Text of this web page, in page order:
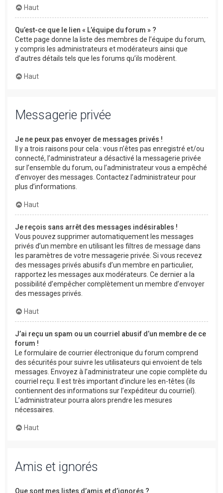
Haut
Qu’est-ce que le lien « L’équipe du forum » ?
Cette page donne la liste des membres de l’équipe du forum,
y compris les administrateurs et modérateurs ainsi que
d’autres détails tels que les forums qu’ils modèrent.
Haut
Messagerie privée
Je ne peux pas envoyer de messages privés !
Il y a trois raisons pour cela : vous n’êtes pas enregistré et/ou
connecté, l’administrateur a désactivé la messagerie privée
sur l’ensemble du forum, ou l’administrateur vous a empêché
d’envoyer des messages. Contactez l’administrateur pour
plus d’informations.
Haut
Je reçois sans arrêt des messages indésirables !
Vous pouvez supprimer automatiquement les messages
privés d’un membre en utilisant les filtres de message dans
les paramètres de votre messagerie privée. Si vous recevez
des messages privés abusifs d’un membre en particulier,
rapportez les messages aux modérateurs. Ce dernier a la
possibilité d’empêcher complètement un membre d’envoyer
des messages privés.
Haut
J’ai reçu un spam ou un courriel abusif d’un membre de ce
forum !
Le formulaire de courrier électronique du forum comprend
des sécurités pour suivre les utilisateurs qui envoient de tels
messages. Envoyez à l’administrateur une copie complète du
courriel reçu. Il est très important d’inclure les en-têtes (ils
contiennent des informations sur l’expéditeur du courriel).
L’administrateur pourra alors prendre les mesures
nécessaires.
Haut
Amis et ignorés
Que sont mes listes d’amis et d’ignorés ?